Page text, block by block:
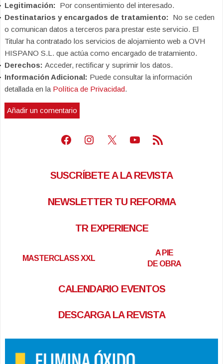
Legitimación: Por consentimiento del interesado.
Destinatarios y encargados de tratamiento: No se ceden
o comunican datos a terceros para prestar este servicio. El
Titular ha contratado los servicios de alojamiento web a OVH
HISPANO S.L. que actúa como encargado de tratamiento.
Derechos: Acceder, rectificar y suprimir los datos.
Información Adicional: Puede consultar la información
detallada en la Política de Privacidad.
Facebook
Instagram
X Youtube
Feed RSS
SUSCRÍBETE A LA REVISTA
NEWSLETTER TU REFORMA
TR EXPERIENCE
MASTERCLASS XXL
A PIE
DE OBRA
CALENDARIO EVENTOS
DESCARGA LA REVISTA